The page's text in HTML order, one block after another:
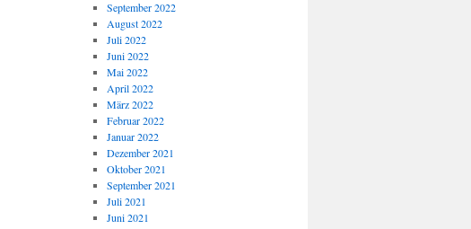
September 2022
August 2022
Juli 2022
Juni 2022
Mai 2022
April 2022
März 2022
Februar 2022
Januar 2022
Dezember 2021
Oktober 2021
September 2021
Juli 2021
Juni 2021